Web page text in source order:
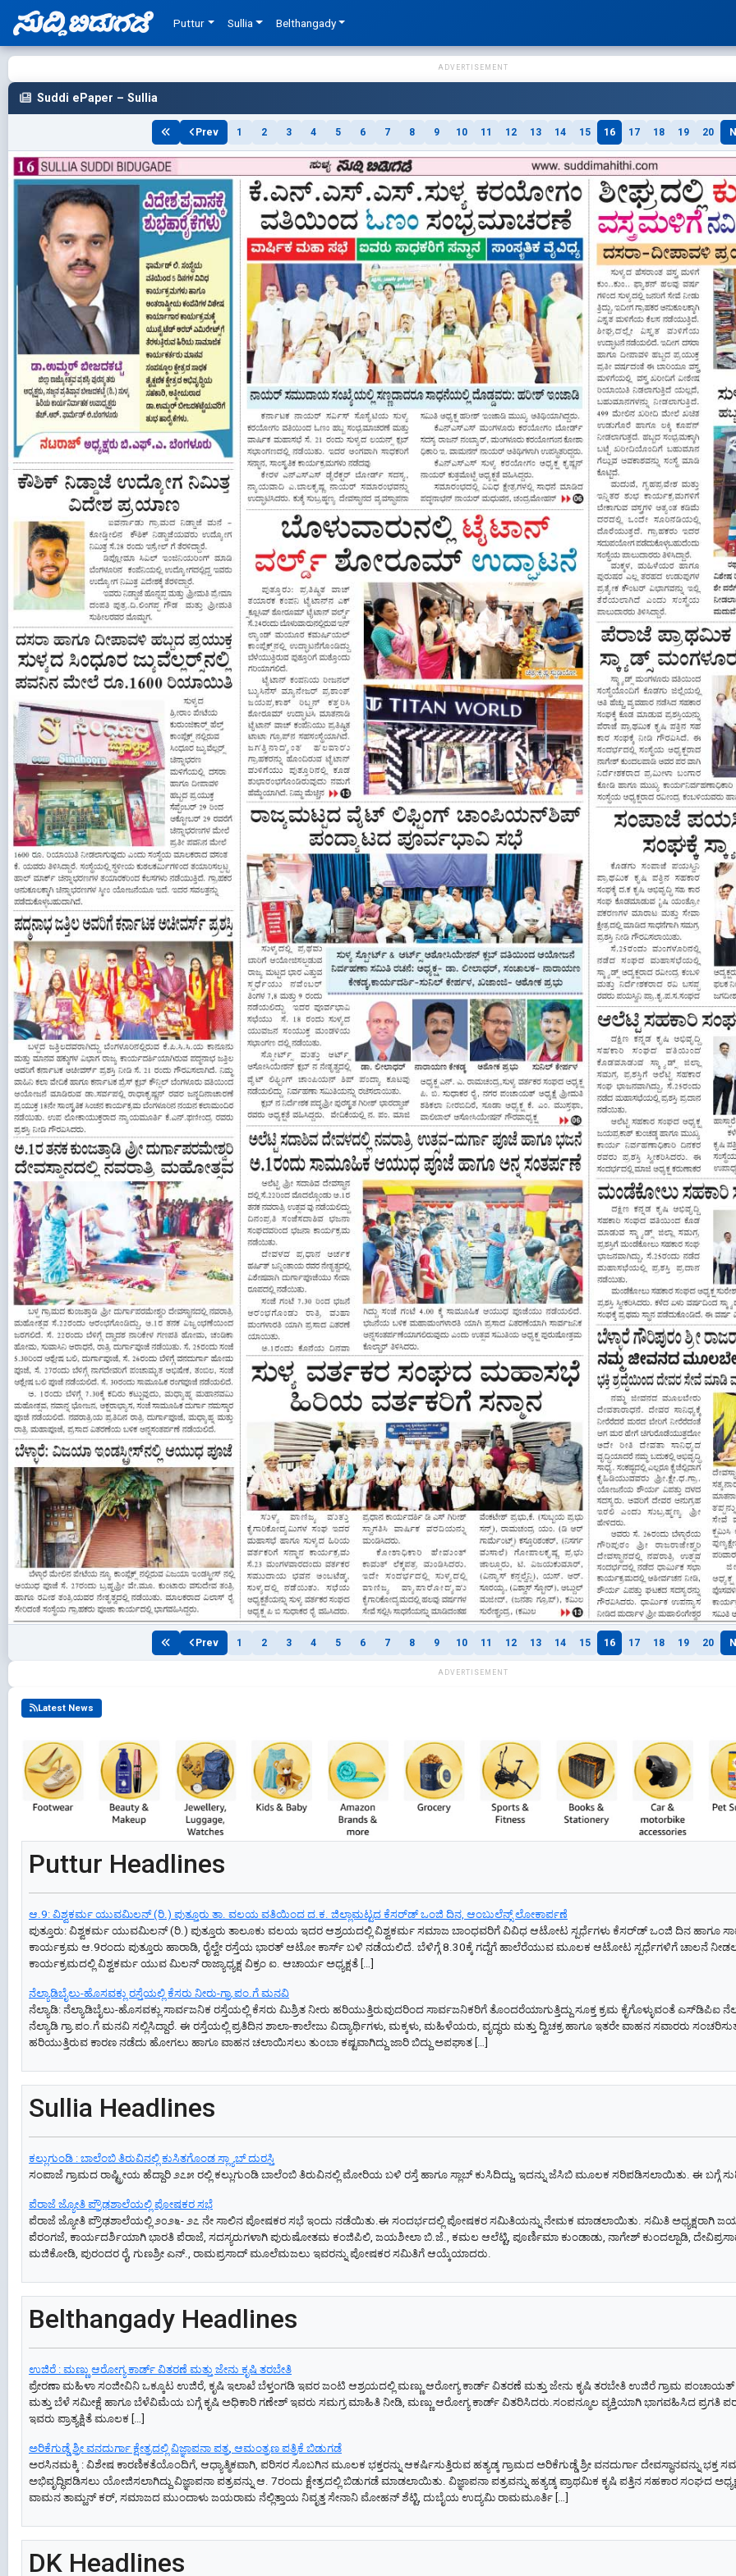
Puttur Sullia Belthangady
ADVERTISEMENT
Suddi ePaper – Sullia
Prev 1 2 3 4 5 6 7 8 9 10 11 12 13 14 15 16 17 18 19 20
Prev 1 2 3 4 5 6 7 8 9 10 11 12 13 14 15 16 17 18 19 20
ADVERTISEMENT
Latest News
Puttur Headlines
ಆ.9: ವಿಶ್ವಕರ್ಮ ಯುವಮಿಲನ್‌ (ರಿ.) ಪುತ್ತೂರು ತಾ. ವಲಯ ವತಿಯಿಂದ ದ.ಕ. ಜಿಲ್ಲಾಮಟ್ಟದ ಕೆಸರ್‌ಡ್‌ ಒಂಜಿ ದಿನ, ಆಂಬುಲೆನ್ಸ್‌ ಲೋಕಾರ್ಪಣೆ
ಪುತ್ತೂರು: ವಿಶ್ವಕರ್ಮ ಯುವಮಿಲನ್‌ (ರಿ.) ಪುತ್ತೂರು ತಾಲೂಕು ವಲಯ ಇದರ ಆಶ್ರಯದಲ್ಲಿ ವಿಶ್ವಕರ್ಮ ಸಮಾಜ ಬಾಂಧವರಿಗೆ ವಿವಿಧ ಆಟೋಟ ಸ್ಪರ್ಧೆಗಳು ಕೆಸರ್‌ಡ್‌ ಒಂಜಿ ದಿನ ಹಾಗೂ
ಕಾರ್ಯಕ್ರಮ ಆ.9ರಂದು ಪುತ್ತೂರು ಹಾರಾಡಿ, ರೈಲ್ವೇ ರಸ್ತೆಯ ಭಾರತ್‌ ಆಟೋ ಕಾರ್ಸ್‌ ಬಳಿ ನಡೆಯಲಿದೆ. ಬೆಳಿಗ್ಗೆ 8.30ಕ್ಕೆ ಗದ್ದೆಗೆ ಹಾಲೆರೆಯುವ ಮೂಲಕ ಆಟೋಟ ಸ್ಪರ್ಧೆಗಳಿಗೆ ಚಾಲನೆ
ಕಾರ್ಯಕ್ರಮದಲ್ಲಿ ವಿಶ್ವಕರ್ಮ ಯುವ ಮಿಲನ್‌ ರಾಜ್ಯಾಧ್ಯಕ್ಷ ವಿಕ್ರಂ ಐ. ಆಚಾರ್ಯ ಅಧ್ಯಕ್ಷತೆ […]
ನೆಲ್ಯಾಡಿಬೈಲು-ಹೊಸವಕ್ಲು ರಸ್ತೆಯಲ್ಲಿ ಕೆಸರು ನೀರು-ಗ್ರಾ.ಪಂ.ಗೆ ಮನವಿ
ನೆಲ್ಯಾಡಿ: ನೆಲ್ಯಾಡಿಬೈಲು-ಹೊಸವಕ್ಲು ಸಾರ್ವಜನಿಕ ರಸ್ತೆಯಲ್ಲಿ ಕೆಸರು ಮಿಶ್ರಿತ ನೀರು ಹರಿಯುತ್ತಿರುವುದರಿಂದ ಸಾರ್ವಜನಿಕರಿಗೆ ತೊಂದರೆಯಾಗುತ್ತಿದ್ದು ಸೂಕ್ತ ಕ್ರಮ ಕೈಗೊಳ್ಳುವಂತೆ ಎಸ್‌ಡಿಪಿಐ
ನೆಲ್ಯಾಡಿ ಗ್ರಾ.ಪಂ.ಗೆ ಮನವಿ ಸಲ್ಲಿಸಿದ್ದಾರೆ. ಈ ರಸ್ತೆಯಲ್ಲಿ ಪ್ರತಿದಿನ ಶಾಲಾ-ಕಾಲೇಜು ವಿದ್ಯಾರ್ಥಿಗಳು, ಮಕ್ಕಳು, ಮಹಿಳೆಯರು, ವೃದ್ಧರು ಮತ್ತು ದ್ವಿಚಕ್ರ ಹಾಗೂ ಇತರೇ ವಾಹನ ಸವಾರರು
ಹರಿಯುತ್ತಿರುವ ಕಾರಣ ನಡೆದು ಹೋಗಲು ಹಾಗೂ ವಾಹನ ಚಲಾಯಿಸಲು ತುಂಬಾ ಕಷ್ಟವಾಗಿದ್ದು ಜಾರಿ ಬಿದ್ದು ಅಪಘಾತ […]
Sullia Headlines
ಕಲ್ಲುಗುಂಡಿ : ಬಾಲೆಂಬಿ ತಿರುವಿನಲ್ಲಿ ಕುಸಿತಗೊಂಡ ಸ್ಲ್ಯಾಬ್ ದುರಸ್ತಿ
ಸಂಪಾಜೆ ಗ್ರಾಮದ ರಾಷ್ಟ್ರೀಯ ಹೆದ್ದಾರಿ ೨೭೫ ರಲ್ಲಿ ಕಲ್ಲುಗುಂಡಿ ಬಾಲೆಂಬಿ ತಿರುವಿನಲ್ಲಿ ಮೋರಿಯ ಬಳಿ ರಸ್ತೆ ಹಾಗೂ ಸ್ಲಾಬ್ ಕುಸಿದಿದ್ದು, ಇದನ್ನು ಜೆಸಿಬಿ ಮೂಲಕ ಸರಿಪಡಿಸಲಾಯಿತು. ಈ ಬಗ್ಗೆ
ಪೆರಾಜೆ ಜ್ಯೋತಿ ಪ್ರೌಢಶಾಲೆಯಲ್ಲಿ ಪೋಷಕರ ಸಭೆ
ಪೆರಾಜೆ ಜ್ಯೋತಿ ಪ್ರೌಢಶಾಲೆಯಲ್ಲಿ ೨೦೨೬- ೨೭ ನೇ ಸಾಲಿನ ಪೋಷಕರ ಸಭೆ ಇಂದು ನಡೆಯಿತು.ಈ ಸಂದರ್ಭದಲ್ಲಿ ಪೋಷಕರ ಸಮಿತಿಯನ್ನು ನೇಮಕ ಮಾಡಲಾಯಿತು. ಸಮಿತಿ ಅಧ್ಯಕ್ಷರಾಗಿ
ಪೆರಂಗಜೆ, ಕಾರ್ಯದರ್ಶಿಯಾಗಿ ಭಾರತಿ ಪೆರಾಜೆ, ಸದಸ್ಯರುಗಳಾಗಿ ಪುರುಷೋತಮ ಕಂಜಿಪಿಲಿ, ಜಯಶೀಲಾ ಬಿ.ಜೆ., ಕಮಲ ಆಲೆಟ್ಟಿ, ಪೂರ್ಣಿಮಾ ಕುಂಡಾಡು, ನಾಗೇಶ್ ಕುಂದಲ್ಪಾಡಿ,
ಮಜಿಕೋಡಿ, ಪುರಂದರ ರೈ, ಗುಣಶ್ರೀ ಎನ್., ರಾಮಪ್ರಸಾದ್ ಮೂಲೆಮಜಲು ಇವರನ್ನು ಪೋಷಕರ ಸಮಿತಿಗೆ ಆಯ್ಕೆಯಾದರು.
Belthangady Headlines
ಉಜಿರೆ : ಮಣ್ಣು ಆರೋಗ್ಯ ಕಾರ್ಡ್ ವಿತರಣೆ ಮತ್ತು ಜೇನು ಕೃಷಿ ತರಬೇತಿ
ಪ್ರೇರಣಾ ಮಹಿಳಾ ಸಂಜೀವಿನಿ ಒಕ್ಕೂಟ ಉಜಿರೆ, ಕೃಷಿ ಇಲಾಖೆ ಬೆಳ್ತಂಗಡಿ ಇವರ ಜಂಟಿ ಆಶ್ರಯದಲ್ಲಿ ಮಣ್ಣು ಆರೋಗ್ಯ ಕಾರ್ಡ್ ವಿತರಣೆ ಮತ್ತು ಜೇನು ಕೃಷಿ ತರಬೇತಿ ಉಜಿರೆ ಗ್ರಾಮ ಪಂಚಾಯತ್
ಮತ್ತು ಬೆಳೆ ಸಮೀಕ್ಷೆ ಹಾಗೂ ಬೆಳೆವಿಮೆಯ ಬಗ್ಗೆ ಕೃಷಿ ಅಧಿಕಾರಿ ಗಣೇಶ್ ಇವರು ಸಮಗ್ರ ಮಾಹಿತಿ ನೀಡಿ, ಮಣ್ಣು ಆರೋಗ್ಯ ಕಾರ್ಡ್ ವಿತರಿಸಿದರು.ಸಂಪನ್ಮೂಲ ವ್ಯಕ್ತಿಯಾಗಿ ಭಾಗವಹಿಸಿದ ಪ್ರಗತಿ ಪರ
ಇವರು ಪ್ರಾತ್ಯಕ್ಷಿತೆ ಮೂಲಕ […]
ಅರಿಕೆಗುಡ್ಡೆ ಶ್ರೀ ವನದುರ್ಗಾ ಕ್ಷೇತ್ರದಲ್ಲಿ ವಿಜ್ಞಾಪನಾ ಪತ್ರ, ಆಮಂತ್ರಣ ಪತ್ರಿಕೆ ಬಿಡುಗಡೆ
ಅರಸಿನಮಕ್ಕಿ : ವಿಶೇಷ ಕಾರಣಿಕತೆಯೊಂದಿಗೆ, ಆಧ್ಯಾತ್ಮಿಕವಾಗಿ, ಪರಿಸರ ಸೊಬಗಿನ ಮೂಲಕ ಭಕ್ತರನ್ನು ಆಕರ್ಷಿಸುತ್ತಿರುವ ಹತ್ಯಡ್ಕ ಗ್ರಾಮದ ಅರಿಕೆಗುಡ್ಡೆ ಶ್ರೀ ವನದುರ್ಗಾ ದೇವಸ್ಥಾನವನ್ನು ಭಕ್ತ
ಅಭಿವೃದ್ಧಿಪಡಿಸಲು ಯೋಜಿಸಲಾಗಿದ್ದು ವಿಜ್ಞಾಪನಾ ಪತ್ರವನ್ನು ಆ. 7ರಂದು ಕ್ಷೇತ್ರದಲ್ಲಿ ಬಿಡುಗಡೆ ಮಾಡಲಾಯಿತು. ವಿಜ್ಞಾಪನಾ ಪತ್ರವನ್ನು ಹತ್ಯಡ್ಕ ಪ್ರಾಥಮಿಕ ಕೃಷಿ ಪತ್ತಿನ ಸಹಕಾರ ಸಂಘದ
ವಾಮನ ತಾಮ್ಹನ್ ಕರ್, ಸಮಾಜದ ಮುಂದಾಳು ಜಯರಾಮ ನೆಲ್ಲಿತ್ತಾಯ ನಿವೃತ್ತ ಸೇನಾನಿ ಮೋಹನ್ ಶೆಟ್ಟಿ, ದುಬೈಯ ಉದ್ಯಮಿ ರಾಮಮೂರ್ತಿ […]
DK Headlines